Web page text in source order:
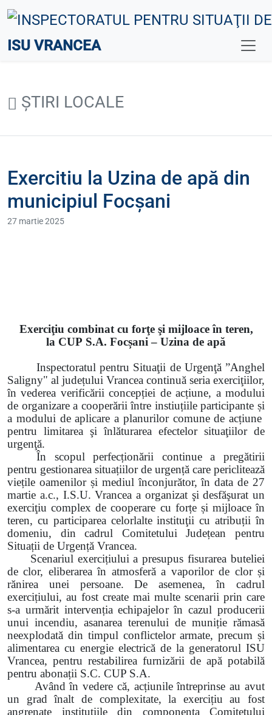
ISU VRANCEA
ȘTIRI LOCALE
Exercitiu la Uzina de apă din
municipiul Focșani
27 martie 2025
Exerciţiu combinat cu forţe şi mijloace în teren,
la CUP S.A. Focșani – Uzina de apă
Inspectoratul pentru Situaţii de Urgenţă ”Anghel
Saligny" al județului Vrancea continuă seria exerciţiilor,
în vederea verificării concepției de acțiune, a modului
de organizare a cooperării între instiuțiile participante și
a modului de aplicare a planurilor comune de acțiune
pentru limitarea şi înlăturarea efectelor situaţiilor de
urgenţă.
În scopul perfecționării continue a pregătirii
pentru gestionarea situațiilor de urgență care periclitează
viețile oamenilor și mediul înconjurător, în data de 27
martie a.c., I.S.U. Vrancea a organizat şi desfăşurat un
exerciţiu complex de cooperare cu forțe și mijloace în
teren, cu participarea celorlalte instituţii cu atribuții în
domeniu, din cadrul Comitetului Județean pentru
Situații de Urgență Vrancea.
Scenariul exercițiului a presupus fisurarea buteliei
de clor, eliberarea în atmosferă a vaporilor de clor și
rănirea unei persoane. De asemenea, în cadrul
exercițiului, au fost create mai multe scenarii prin care
s-a urmărit intervenția echipajelor în cazul producerii
unui incendiu, asanarea terenului de muniție rămasă
neexplodată din timpul conflictelor armate, precum și
alimentarea cu energie electrică de la generatorul ISU
Vrancea, pentru restabilirea furnizării de apă potabilă
pentru abonații S.C. CUP S.A.
Având în vedere că, acțiunile întreprinse au avut
un grad înalt de complexitate, la exercițiu au fost
angrenate instituțiile din componența Comitetului